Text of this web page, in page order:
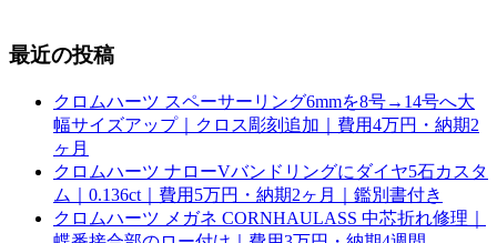
最近の投稿
クロムハーツ スペーサーリング6mmを8号→14号へ大
幅サイズアップ｜クロス彫刻追加｜費用4万円・納期2
ヶ月
クロムハーツ ナローVバンドリングにダイヤ5石カスタ
ム｜0.136ct｜費用5万円・納期2ヶ月｜鑑別書付き
クロムハーツ メガネ CORNHAULASS 中芯折れ修理｜